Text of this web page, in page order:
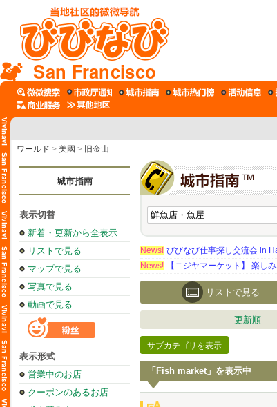
San Francisco
ワールド > 美國 > 旧金山
城市指南
表示切替
新着・更新から全表示
リストで見る
マップで見る
写真で見る
動画で見る
表示形式
営業中のお店
クーポンのあるお店
News! びびなび仕事探し交流会 in
News!
【ニジヤマーケット】 楽し
リストで見る
更新順
サブカテゴリを表示
「Fish market」を表示中